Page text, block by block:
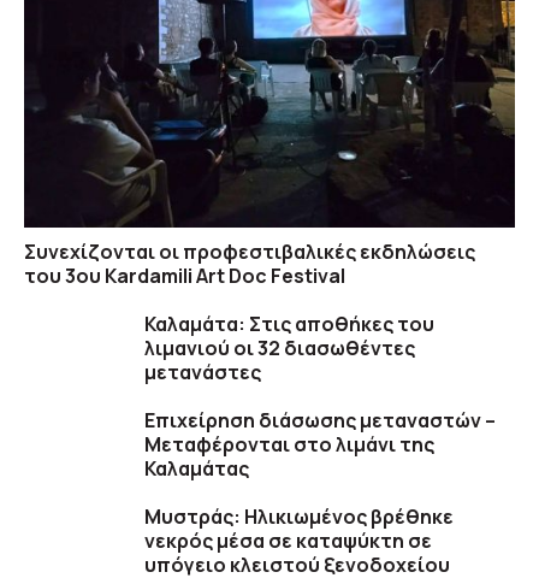
Συνεχίζονται οι προφεστιβαλικές εκδηλώσεις
του 3ου Kardamili Art Doc Festival
Καλαμάτα: Στις αποθήκες του
λιμανιού οι 32 διασωθέντες
μετανάστες
Επιχείρηση διάσωσης μεταναστών –
Μεταφέρονται στο λιμάνι της
Καλαμάτας
Μυστράς: Ηλικιωμένος βρέθηκε
νεκρός μέσα σε καταψύκτη σε
υπόγειο κλειστού ξενοδοχείου